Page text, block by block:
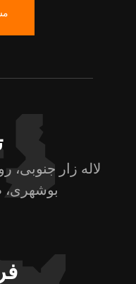
لاله زار جنوبی،
بوشهری،